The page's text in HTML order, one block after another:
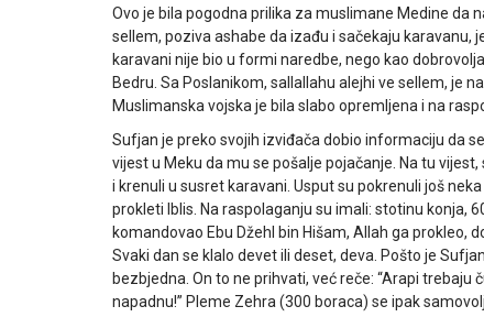
Ovo je bila pogodna prilika za muslimane Medine da
sellem, poziva ashabe da izađu i sačekaju karavanu,
karavani nije bio u formi naredbe, nego kao
Bedru. Sa Poslanikom, sallallahu alejhi ve sellem, je
Muslimanska vojska je bila slabo opremljena i na
Sufjan je preko svojih izviđača dobio informaciju da
vijest u Meku da mu se pošalje pojačanje. Na tu
i krenuli u susret karavani. Usput su pokrenuli još
prokleti Iblis. Na raspolaganju su imali: stotinu konja,
komandovao Ebu Džehl bin Hišam, Allah ga prokleo,
Svaki dan se klalo devet ili deset, deva. Pošto je
bezbjedna. On to ne prihvati, već reče: “Arapi
napadnu!” Pleme Zehra (300 boraca) se ipak